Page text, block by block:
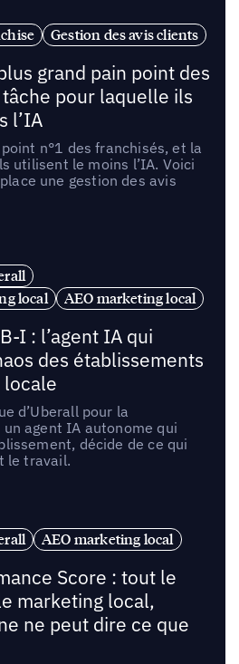
Gestion des avis clients
grand pain point des
pour laquelle ils
l’IA
n°1 des franchisés, et la
utilisent le moins l’IA. Voici
une gestion des avis
local
AEO marketing local
I : l’agent IA qui
des établissements
d’Uberall pour la
agent IA autonome qui
décide de ce qui
le travail.
AEO marketing local
Score : tout le
marketing local,
ne peut dire ce que